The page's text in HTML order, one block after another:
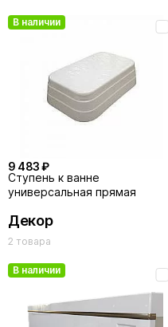
Излив Радомир Ниагара 1-28-
4-0-0-666 бронза
В наличии
9 483 ₽
Cтупень к ванне
универсальная прямая
Декор
2 товара
В наличии